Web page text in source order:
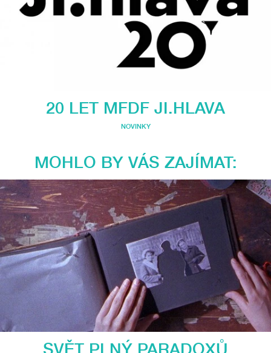
20 LET MFDF JI.HLAVA
NOVINKY
MOHLO BY VÁS ZAJÍMAT:
SVĚT PLNÝ PARADOXŮ